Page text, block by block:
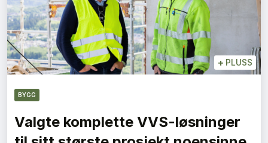
+ PLUSS
BYGG
Valgte komplette VVS-løsninger